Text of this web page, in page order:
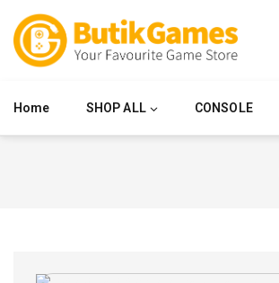
Home SHOP ALL CONSOLE